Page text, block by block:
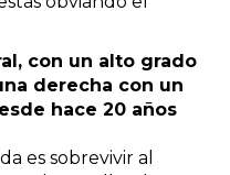
con un alto grado
derecha con un
hace 20 años
es sobrevivir al